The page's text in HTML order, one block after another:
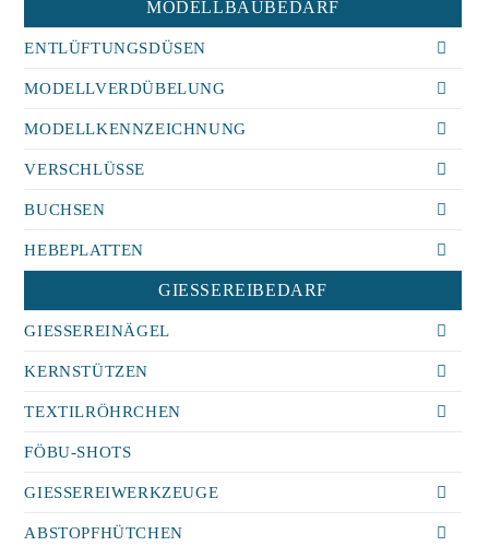
MODELLBAUBEDARF
ENTLÜFTUNGSDÜSEN
MODELLVERDÜBELUNG
MODELLKENNZEICHNUNG
VERSCHLÜSSE
BUCHSEN
HEBEPLATTEN
GIESSEREIBEDARF
GIESSEREINÄGEL
KERNSTÜTZEN
TEXTILRÖHRCHEN
FÖBU-SHOTS
GIESSEREIWERKZEUGE
ABSTOPFHÜTCHEN